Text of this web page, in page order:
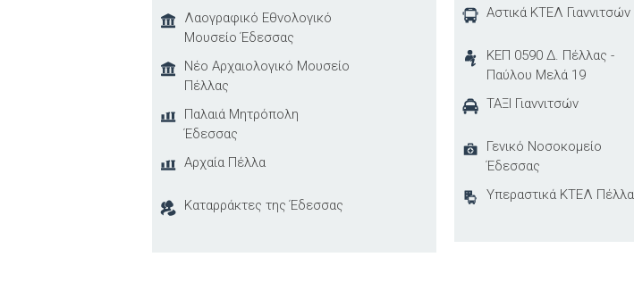
Λαογραφικό Εθνολογικό
Μουσείο Έδεσσας
Νέο Αρχαιολογικό Μουσείο
Πέλλας
Παλαιά Μητρόπολη
Έδεσσας
Αρχαία Πέλλα
Καταρράκτες της Έδεσσας
Αστικά ΚΤΕΛ Γιαννιτσών
ΚΕΠ 0590 Δ. Πέλλας -
Παύλου Μελά 19
ΤΑΞΙ Γιαννιτσών
Γενικό Νοσοκομείο
Έδεσσας
Υπεραστικά ΚΤΕΛ